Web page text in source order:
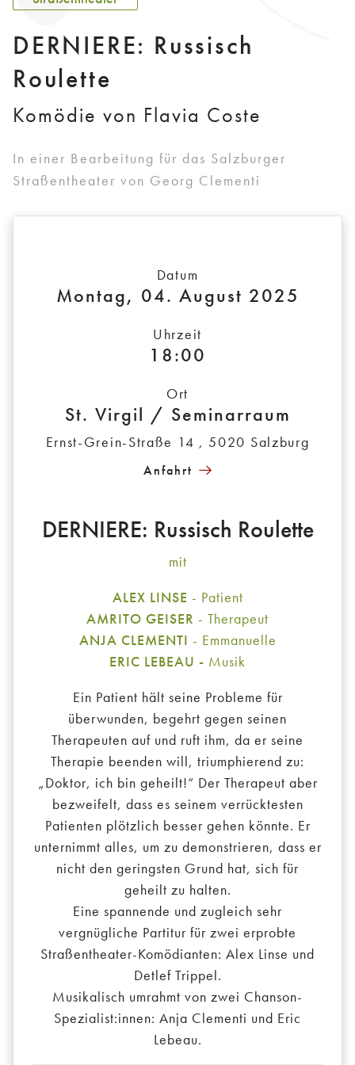
DERNIERE: Russisch
Roulette
Komödie von Flavia Coste
In einer Bearbeitung für das Salzburger
Straßentheater von Georg Clementi
Datum
Montag, 04. August 2025
Uhrzeit
18:00
Ort
St. Virgil / Seminarraum
Ernst-Grein-Straße 14 , 5020 Salzburg
Anfahrt
DERNIERE: Russisch Roulette
mit
ALEX LINSE - Patient
AMRITO GEISER - Therapeut
ANJA CLEMENTI - Emmanuelle
ERIC LEBEAU - Musik
Ein Patient hält seine Probleme für
überwunden, begehrt gegen seinen
Therapeuten auf und ruft ihm, da er seine
Therapie beenden will, triumphierend zu:
„Doktor, ich bin geheilt!“ Der Therapeut aber
bezweifelt, dass es seinem verrücktesten
Patienten plötzlich besser gehen könnte. Er
unternimmt alles, um zu demonstrieren, dass er
nicht den geringsten Grund hat, sich für
geheilt zu halten.
Eine spannende und zugleich sehr
vergnügliche Partitur für zwei erprobte
Straßentheater-Komödianten: Alex Linse und
Detlef Trippel.
Musikalisch umrahmt von zwei Chanson-
Spezialist:innen: Anja Clementi und Eric
Lebeau.